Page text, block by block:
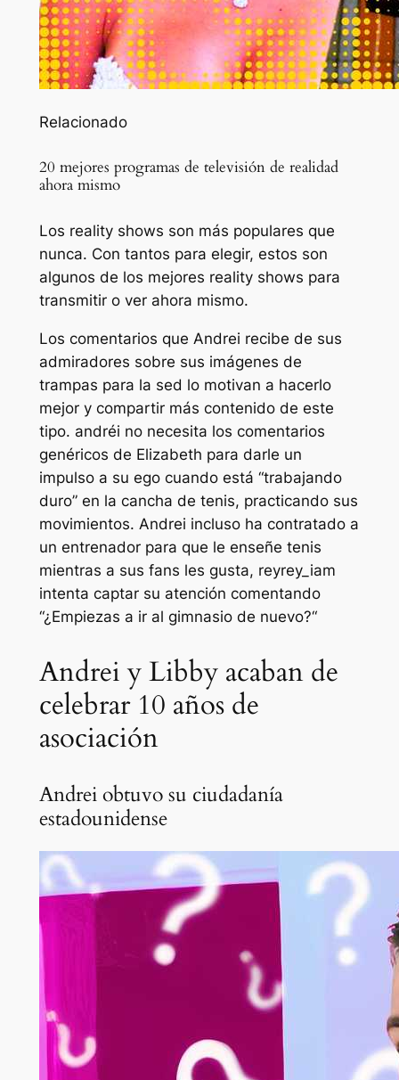
Relacionado
20 mejores programas de televisión de realidad
ahora mismo
Los reality shows son más populares que
nunca. Con tantos para elegir, estos son
algunos de los mejores reality shows para
transmitir o ver ahora mismo.
Los comentarios que Andrei recibe de sus
admiradores sobre sus imágenes de
trampas para la sed lo motivan a hacerlo
mejor y compartir más contenido de este
tipo. andréi no necesita los comentarios
genéricos de Elizabeth para darle un
impulso a su ego cuando está “trabajando
duro” en la cancha de tenis, practicando sus
movimientos. Andrei incluso ha contratado a
un entrenador para que le enseñe tenis
mientras a sus fans les gusta, reyrey_iam
intenta captar su atención comentando
“¿Empiezas a ir al gimnasio de nuevo?“
Andrei y Libby acaban de
celebrar 10 años de
asociación
Andrei obtuvo su ciudadanía
estadounidense